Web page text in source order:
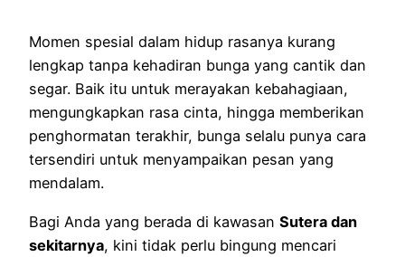
Momen spesial dalam hidup rasanya kurang
lengkap tanpa kehadiran bunga yang cantik dan
segar. Baik itu untuk merayakan kebahagiaan,
mengungkapkan rasa cinta, hingga memberikan
penghormatan terakhir, bunga selalu punya cara
tersendiri untuk menyampaikan pesan yang
mendalam.
Bagi Anda yang berada di kawasan Sutera dan
sekitarnya, kini tidak perlu bingung mencari